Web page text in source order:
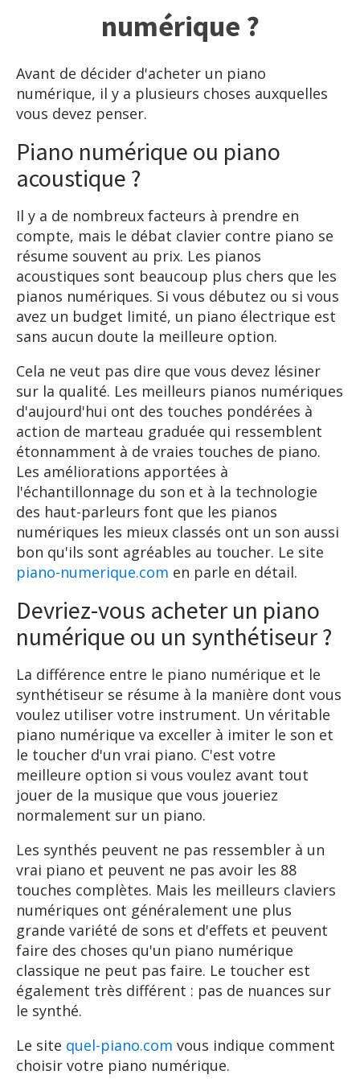
numérique ?
Avant de décider d'acheter un piano
numérique, il y a plusieurs choses auxquelles
vous devez penser.
Piano numérique ou piano
acoustique ?
Il y a de nombreux facteurs à prendre en
compte, mais le débat clavier contre piano se
résume souvent au prix. Les pianos
acoustiques sont beaucoup plus chers que les
pianos numériques. Si vous débutez ou si vous
avez un budget limité, un piano électrique est
sans aucun doute la meilleure option.
Cela ne veut pas dire que vous devez lésiner
sur la qualité. Les meilleurs pianos numériques
d'aujourd'hui ont des touches pondérées à
action de marteau graduée qui ressemblent
étonnamment à de vraies touches de piano.
Les améliorations apportées à
l'échantillonnage du son et à la technologie
des haut-parleurs font que les pianos
numériques les mieux classés ont un son aussi
bon qu'ils sont agréables au toucher. Le site
piano-numerique.com en parle en détail.
Devriez-vous acheter un piano
numérique ou un synthétiseur ?
La différence entre le piano numérique et le
synthétiseur se résume à la manière dont vous
voulez utiliser votre instrument. Un véritable
piano numérique va exceller à imiter le son et
le toucher d'un vrai piano. C'est votre
meilleure option si vous voulez avant tout
jouer de la musique que vous joueriez
normalement sur un piano.
Les synthés peuvent ne pas ressembler à un
vrai piano et peuvent ne pas avoir les 88
touches complètes. Mais les meilleurs claviers
numériques ont généralement une plus
grande variété de sons et d'effets et peuvent
faire des choses qu'un piano numérique
classique ne peut pas faire. Le toucher est
également très différent : pas de nuances sur
le synthé.
Le site quel-piano.com vous indique comment
choisir votre piano numérique.